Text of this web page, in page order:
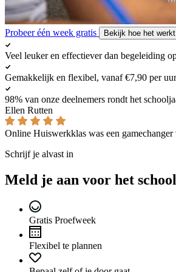
Probeer één week gratis Bekijk hoe het werkt
Veel leuker en effectiever dan begeleiding
Gemakkelijk en flexibel, vanaf €7,90 per uur
98% van onze deelnemers rondt het
Ellen Rutten
Online Huiswerkklas was een gamechanger
Schrijf je alvast in
Meld je aan voor het
Gratis Proefweek
Flexibel te plannen